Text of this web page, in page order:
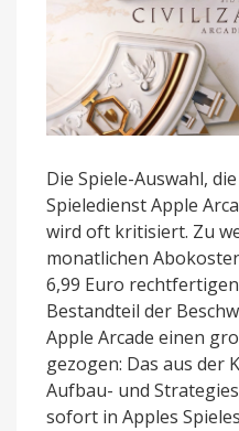
Die Spiele-Auswahl,
Spieledienst Apple
wird oft kritisiert. Zu
monatlichen
6,99 Euro
Bestandteil der
Apple Arcade einen
gezogen: Das aus der
Aufbau- und
sofort in Apples